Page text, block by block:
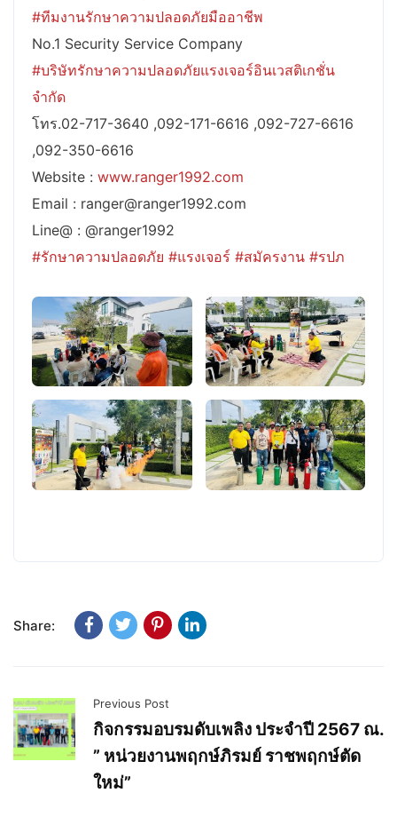
#ทีมงานรักษาความปลอดภัยมืออาชีพ
No.1 Security Service Company
#บริษัทรักษาความปลอดภัยแรงเจอร์อินเวสติเกชั่น
จำกัด
โทร.02-717-3640 ,092-171-6616 ,092-727-6616
,092-350-6616
Website : www.ranger1992.com
Email : ranger@ranger1992.com
Line@ : @ranger1992
#รักษาความปลอดภัย #แรงเจอร์ #สมัครงาน #รปภ
Share:
Previous Post
กิจกรรมอบรมดับเพลิง ประจำปี 2567 ณ.
” หน่วยงานพฤกษ์ภิรมย์ ราชพฤกษ์ตัด
ใหม่”